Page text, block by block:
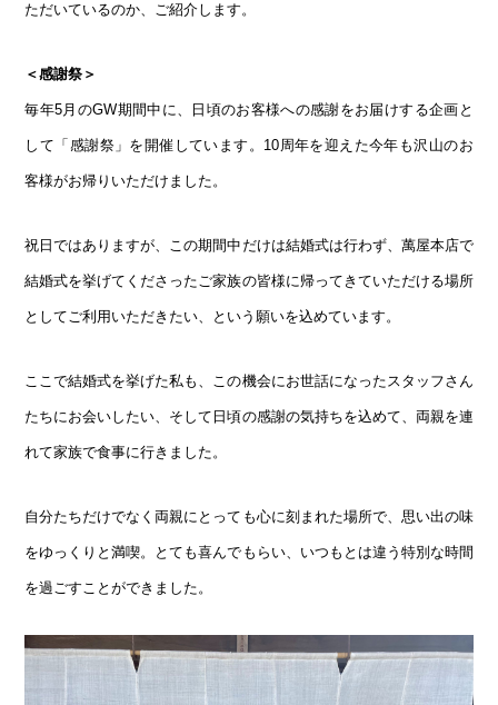
ただいているのか、ご紹介します。
＜感謝祭＞
毎年5月のGW期間中に、日頃のお客様への感謝をお届けする企画と
して「感謝祭」を開催しています。10周年を迎えた今年も沢山のお
客様がお帰りいただけました。
祝日ではありますが、この期間中だけは結婚式は行わず、萬屋本店で
結婚式を挙げてくださったご家族の皆様に帰ってきていただける場所
としてご利用いただきたい、という願いを込めています。
ここで結婚式を挙げた私も、この機会にお世話になったスタッフさん
たちにお会いしたい、そして日頃の感謝の気持ちを込めて、両親を連
れて家族で食事に行きました。
自分たちだけでなく両親にとっても心に刻まれた場所で、思い出の味
をゆっくりと満喫。とても喜んでもらい、いつもとは違う特別な時間
を過ごすことができました。